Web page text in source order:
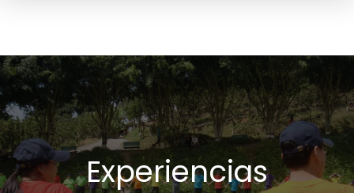
principal
Experiencias